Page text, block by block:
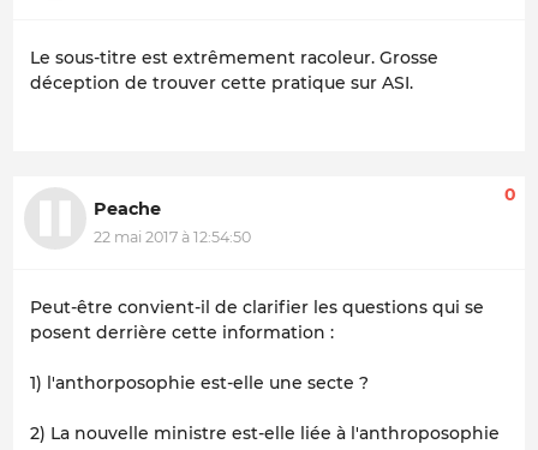
Le sous-titre est extrêmement racoleur. Grosse
déception de trouver cette pratique sur ASI.
Peache
22 mai 2017 à 12:54:50
0
Peut-être convient-il de clarifier les questions qui se
posent derrière cette information :
1) l'anthorposophie est-elle une secte ?
2) La nouvelle ministre est-elle liée à l'anthroposophie